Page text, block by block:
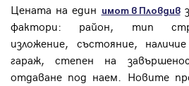
Цената на един имот в Пловдив
фактори: район, тип
изложение, състояние,
гараж, степен на
отдаване под наем. Новите